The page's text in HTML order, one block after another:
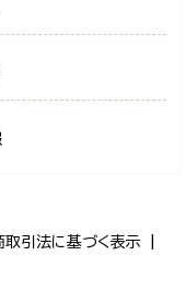
取引法に基づく表示